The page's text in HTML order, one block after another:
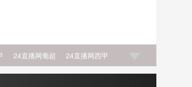
24直播网葡超 24直播网西甲